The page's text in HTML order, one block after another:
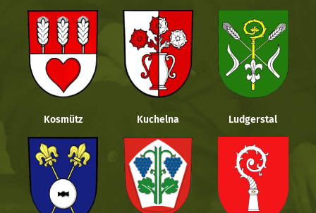
Kosmütz Kuchelna Ludgerstal